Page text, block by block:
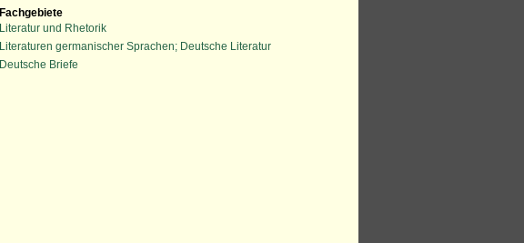
Fachgebiete
Literatur und Rhetorik
Literaturen germanischer Sprachen; Deutsche Literatur
Deutsche Briefe